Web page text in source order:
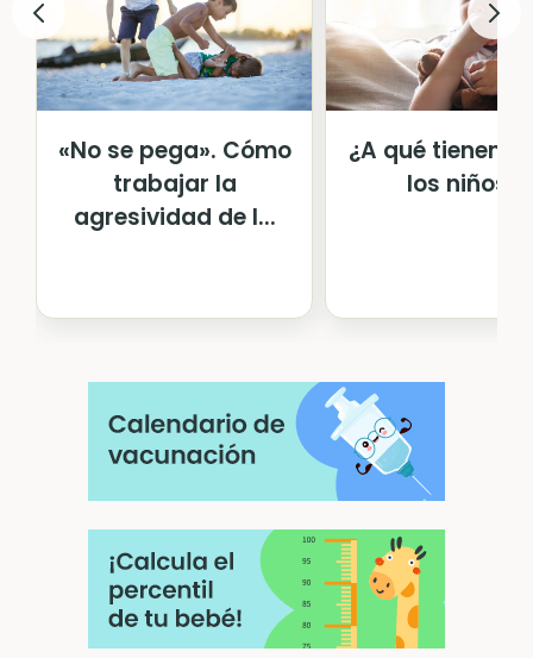
«No se pega». Cómo
trabajar la
agresividad de l...
¿A qué tienen
los niños?